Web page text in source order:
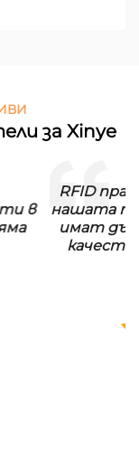
за Xinye
са идеални за
и
доволни от
поръчки в